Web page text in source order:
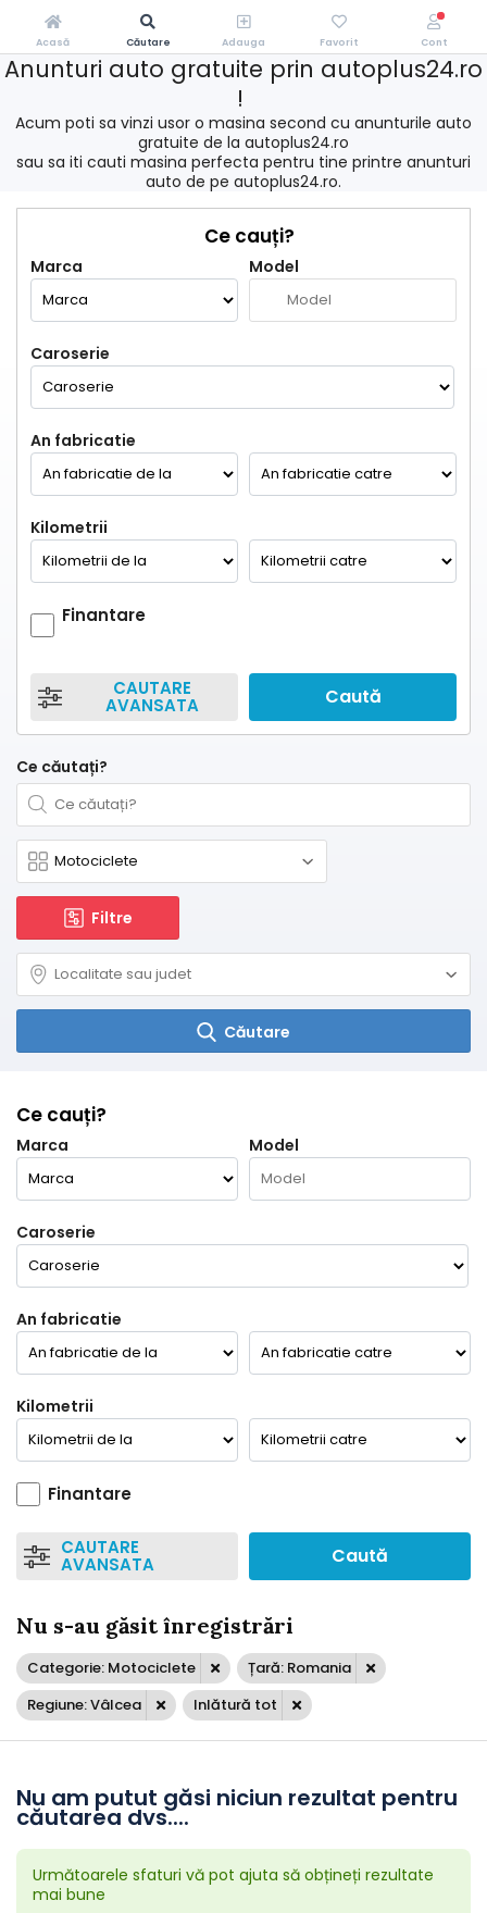
Anunturi auto gratuite prin autoplus24.ro
!
Acum poti sa vinzi usor o masina second cu anunturile auto
gratuite de la autoplus24.ro
sau sa iti cauti masina perfecta pentru tine printre anunturi
auto de pe autoplus24.ro.
Ce cauți?
Marca Model
Caroserie
An fabricatie
Kilometrii
Finantare
CAUTARE
AVANSATA Caută
Ce căutați?
Filtre
Căutare
Ce cauți?
Marca Model
Caroserie
An fabricatie
Kilometrii
Finantare
CAUTARE
AVANSATA Caută
Nu s-au găsit înregistrări
Categorie: Motociclete
Țară: Romania
Regiune: Vâlcea
Inlătură tot
Nu am putut găsi niciun rezultat pentru
căutarea dvs....
Următoarele sfaturi vă pot ajuta să obțineți rezultate
mai bune
Acasă Căutare Adauga Favorit Cont